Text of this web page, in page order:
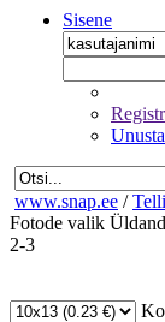
Sisene
www.snap.ee /
Fotode valik
2-3